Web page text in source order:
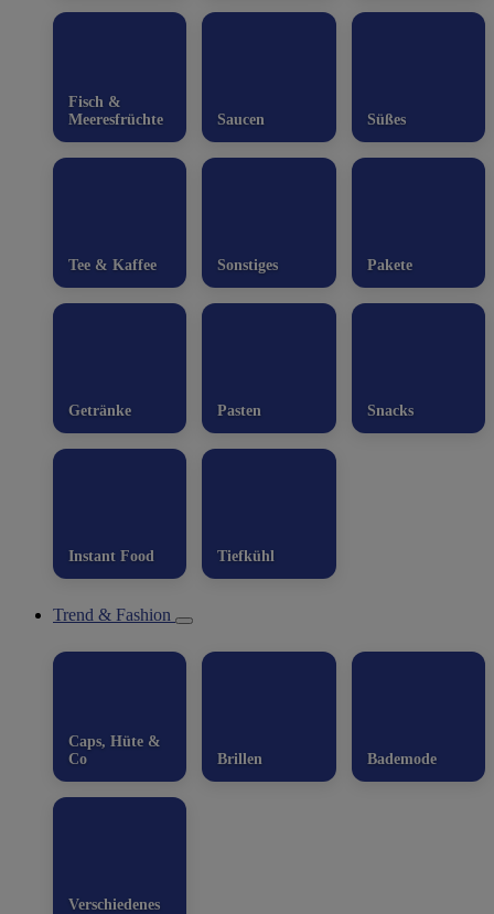
Fisch &
Meeresfrüchte
Saucen Süßes
Tee & Kaffee Sonstiges Pakete
Getränke Pasten Snacks
Instant Food Tiefkühl
Trend & Fashion
Caps, Hüte &
Co
Brillen Bademode
Verschiedenes